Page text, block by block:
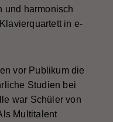
und harmonisch
in e-
vor Publikum die
Studien bei
war Schüler von
Multitalent